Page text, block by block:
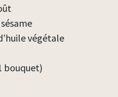
végétale
bouquet)